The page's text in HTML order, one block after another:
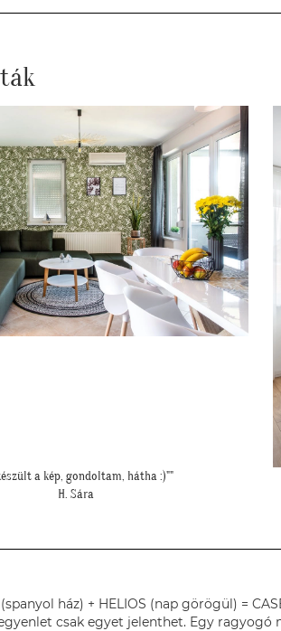
a szoba, nagyon szépen lett. Köszönjük""
E. Réka
ház) + HELIOS (nap görögül) =
csak egyet jelenthet. Egy